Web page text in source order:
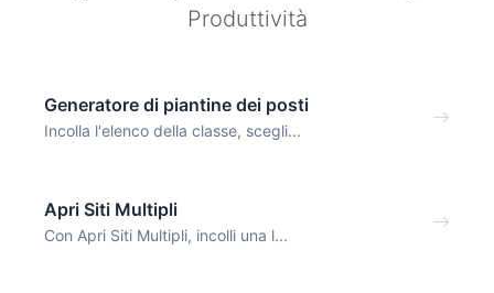
Produttività
Generatore di piantine dei posti
Incolla l'elenco della classe, scegli...
Apri Siti Multipli
Con Apri Siti Multipli, incolli una l...